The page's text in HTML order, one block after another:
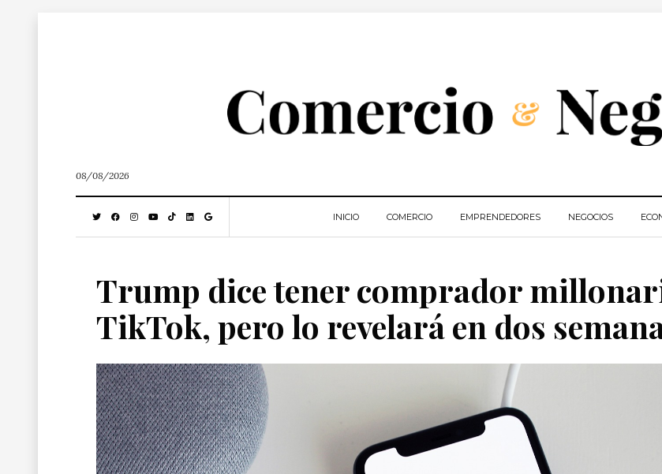
08/08/2026
INICIO COMERCIO EMPRENDEDORES NEGOCIOS
Trump dice tener comprador
TikTok, pero lo revelará en dos